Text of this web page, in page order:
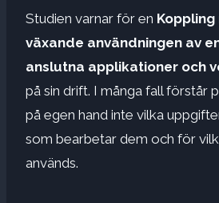
Studien varnar för en
växande användningen av
anslutna applikationer och
på sin drift. I många fall förstår
på egen hand inte vilka
som bearbetar dem och för
används.